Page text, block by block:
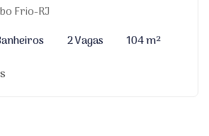
Frio-RJ
2 Vagas
104 m²